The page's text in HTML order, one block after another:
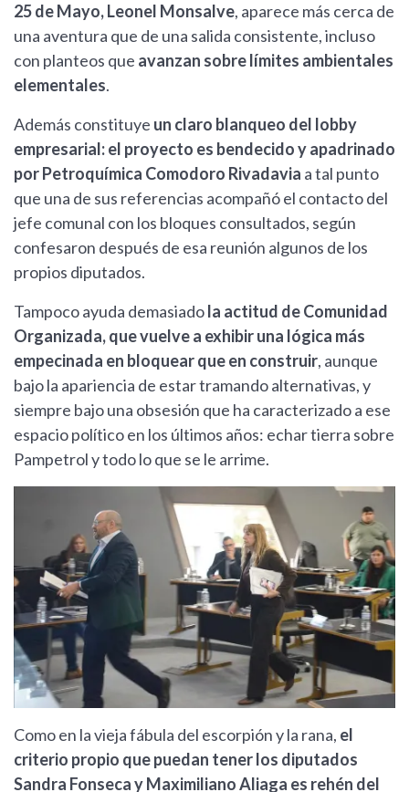
25 de Mayo, Leonel Monsalve, aparece más cerca de
una aventura que de una salida consistente, incluso
con planteos que avanzan sobre límites ambientales
elementales.
Además constituye un claro blanqueo del lobby
empresarial: el proyecto es bendecido y apadrinado
por Petroquímica Comodoro Rivadavia a tal punto
que una de sus referencias acompañó el contacto del
jefe comunal con los bloques consultados, según
confesaron después de esa reunión algunos de los
propios diputados.
Tampoco ayuda demasiadola actitud de Comunidad
Organizada, que vuelve a exhibir una lógica más
empecinada en bloquear que en construir, aunque
bajo la apariencia de estar tramando alternativas, y
siempre bajo una obsesión que ha caracterizado a ese
espacio político en los últimos años: echar tierra sobre
Pampetrol y todo lo que se le arrime.
Como en la vieja fábula del escorpión y la rana, el
criterio propio que puedan tener los diputados
Sandra Fonseca y Maximiliano Aliaga es rehén del